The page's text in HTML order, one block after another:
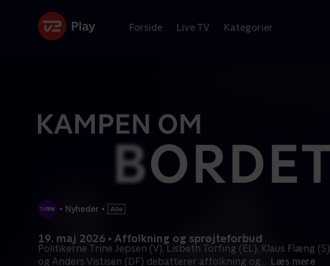
Forside Live TV Kategorier
• Nyheder •
19. maj 2026 • Affolkning og sprøjteforbud
Politikerne Trine Jepsen (V), Lisbeth Torfing (EL), Klaus Flæng (S)
og Anders Vistisen (DF) debatterer affolkning og... Læs mere